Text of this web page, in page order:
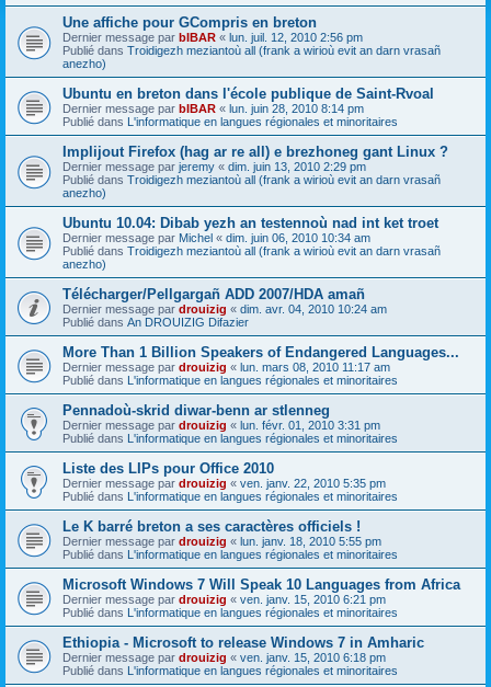
Une affiche pour GCompris en breton
Dernier message par bIBAR « lun. juil. 12, 2010 2:56 pm
Publié dans Troidigezh meziantoù all (frank a wirioù evit an darn vrasañ
anezho)
Ubuntu en breton dans l'école publique de Saint-Rvoal
Dernier message par bIBAR « lun. juin 28, 2010 8:14 pm
Publié dans L'informatique en langues régionales et minoritaires
Implijout Firefox (hag ar re all) e brezhoneg gant Linux ?
Dernier message par jeremy « dim. juin 13, 2010 2:29 pm
Publié dans Troidigezh meziantoù all (frank a wirioù evit an darn vrasañ
anezho)
Ubuntu 10.04: Dibab yezh an testennoù nad int ket troet
Dernier message par Michel « dim. juin 06, 2010 10:34 am
Publié dans Troidigezh meziantoù all (frank a wirioù evit an darn vrasañ
anezho)
Télécharger/Pellgargañ ADD 2007/HDA amañ
Dernier message par drouizig « dim. avr. 04, 2010 10:24 am
Publié dans An DROUIZIG Difazier
More Than 1 Billion Speakers of Endangered Languages...
Dernier message par drouizig « lun. mars 08, 2010 11:17 am
Publié dans L'informatique en langues régionales et minoritaires
Pennadoù-skrid diwar-benn ar stlenneg
Dernier message par drouizig « lun. févr. 01, 2010 3:31 pm
Publié dans L'informatique en langues régionales et minoritaires
Liste des LIPs pour Office 2010
Dernier message par drouizig « ven. janv. 22, 2010 5:35 pm
Publié dans L'informatique en langues régionales et minoritaires
Le K barré breton a ses caractères officiels !
Dernier message par drouizig « lun. janv. 18, 2010 5:55 pm
Publié dans L'informatique en langues régionales et minoritaires
Microsoft Windows 7 Will Speak 10 Languages from Africa
Dernier message par drouizig « ven. janv. 15, 2010 6:21 pm
Publié dans L'informatique en langues régionales et minoritaires
Ethiopia - Microsoft to release Windows 7 in Amharic
Dernier message par drouizig « ven. janv. 15, 2010 6:18 pm
Publié dans L'informatique en langues régionales et minoritaires